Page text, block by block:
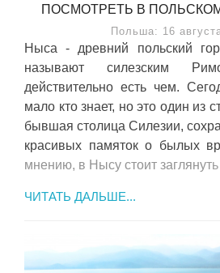
ПОСМОТРЕТЬ В
Польша: 16
Ныса - древний польский
называют силезским
действительно есть чем.
мало кто знает, но это один из
бывшая столица Силезии,
красивых памяток о былых
мнению, в Нысу стоит заглянуть
ЧИТАТЬ ДАЛЬШЕ...